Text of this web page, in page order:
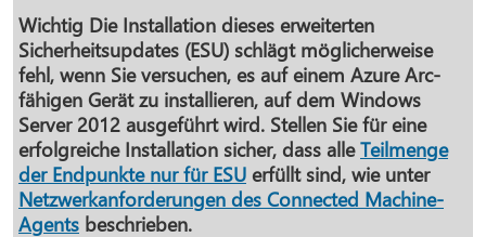
Wichtig Die Installation dieses erweiterten
Sicherheitsupdates (ESU) schlägt möglicherweise
fehl, wenn Sie versuchen, es auf einem Azure Arc-
fähigen Gerät zu installieren, auf dem Windows
Server 2012 ausgeführt wird. Stellen Sie für eine
erfolgreiche Installation sicher, dass alleTeilmenge
der Endpunkte nur für ESU erfüllt sind, wie unter
Netzwerkanforderungen des Connected Machine-
Agents beschrieben.